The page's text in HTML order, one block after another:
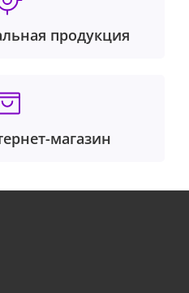
продукция
магазин